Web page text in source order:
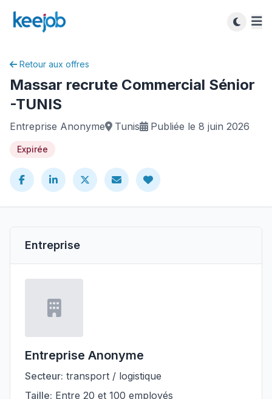
Retour aux offres
Massar recrute Commercial Sénior
-TUNIS
Entreprise Anonyme Tunis Publiée le 8 juin 2026
Expirée
Entreprise
Entreprise Anonyme
Secteur: transport / logistique
Taille: Entre 20 et 100 employés